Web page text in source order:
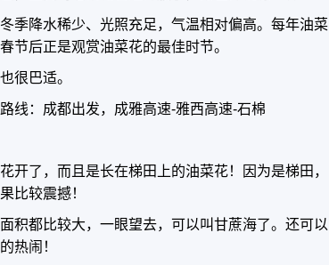
季降水稀少、光照充足，气温相对偏高。每年油菜
节后正是观赏油菜花的最佳时节。
很巴适。
线：成都出发，成雅高速-雅西高速-石棉
开了，而且是长在梯田上的油菜花！因为是梯田，
比较震撼！
积都比较大，一眼望去，可以叫甘蔗海了。还可以
热闹！